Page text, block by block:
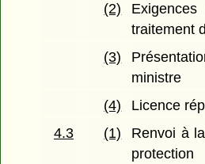
(2)
traitement
(3)
ministre
(4)
Licence
4.3
(1)
Renvoi à